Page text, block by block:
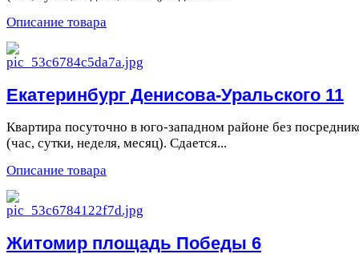
Описание товара
Екатеринбург Денисова-Уральского 11
Квартира посуточно в юго-западном районе без
(час, сутки, неделя, месяц). Сдается...
Описание товара
Житомир площадь Победы 6